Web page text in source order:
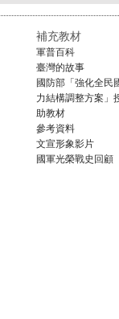
補充教材
軍普百科
臺灣的故事
國防部「強化全民
力結構調整方案」
助教材
參考資料
文宣形象影片
國軍光榮戰史回顧